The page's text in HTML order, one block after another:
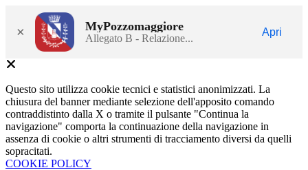
× MyPozzomaggiore
Allegato B - Relazione...
Apri
Questo sito utilizza cookie tecnici e statistici anonimizzati. La
chiusura del banner mediante selezione dell'apposito comando
contraddistinto dalla X o tramite il pulsante "Continua la
navigazione" comporta la continuazione della navigazione in
assenza di cookie o altri strumenti di tracciamento diversi da quelli
sopracitati.
COOKIE POLICY